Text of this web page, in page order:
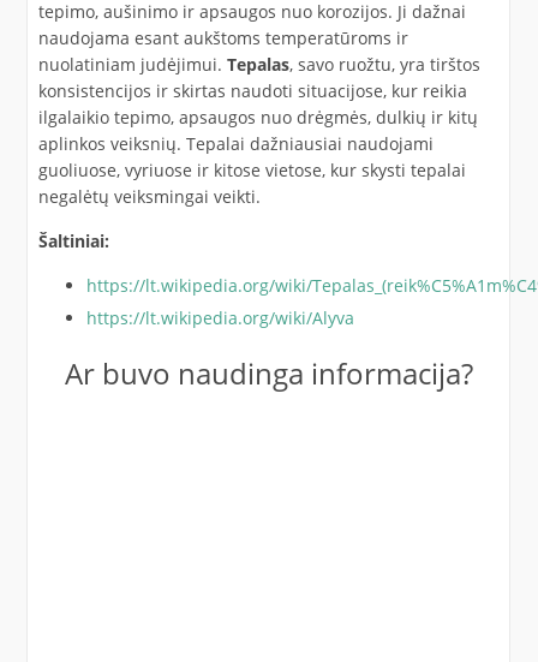
tepimo, aušinimo ir apsaugos nuo korozijos. Ji dažnai
naudojama esant aukštoms temperatūroms ir
nuolatiniam judėjimui. Tepalas, savo ruožtu, yra tirštos
konsistencijos ir skirtas naudoti situacijose, kur reikia
ilgalaikio tepimo, apsaugos nuo drėgmės, dulkių ir kitų
aplinkos veiksnių. Tepalai dažniausiai naudojami
guoliuose, vyriuose ir kitose vietose, kur skysti tepalai
negalėtų veiksmingai veikti.
Šaltiniai:
https://lt.wikipedia.org/wiki/
https://lt.wikipedia.org/wiki/Alyva
Ar buvo naudinga informacija?